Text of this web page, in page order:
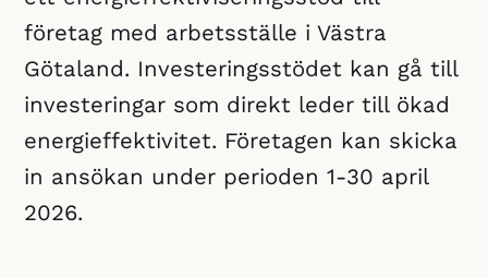
företag med arbetsställe i Västra
Götaland. Investeringsstödet kan gå till
investeringar som direkt leder till ökad
energieffektivitet. Företagen kan skicka
in ansökan under perioden 1-30 april
2026.